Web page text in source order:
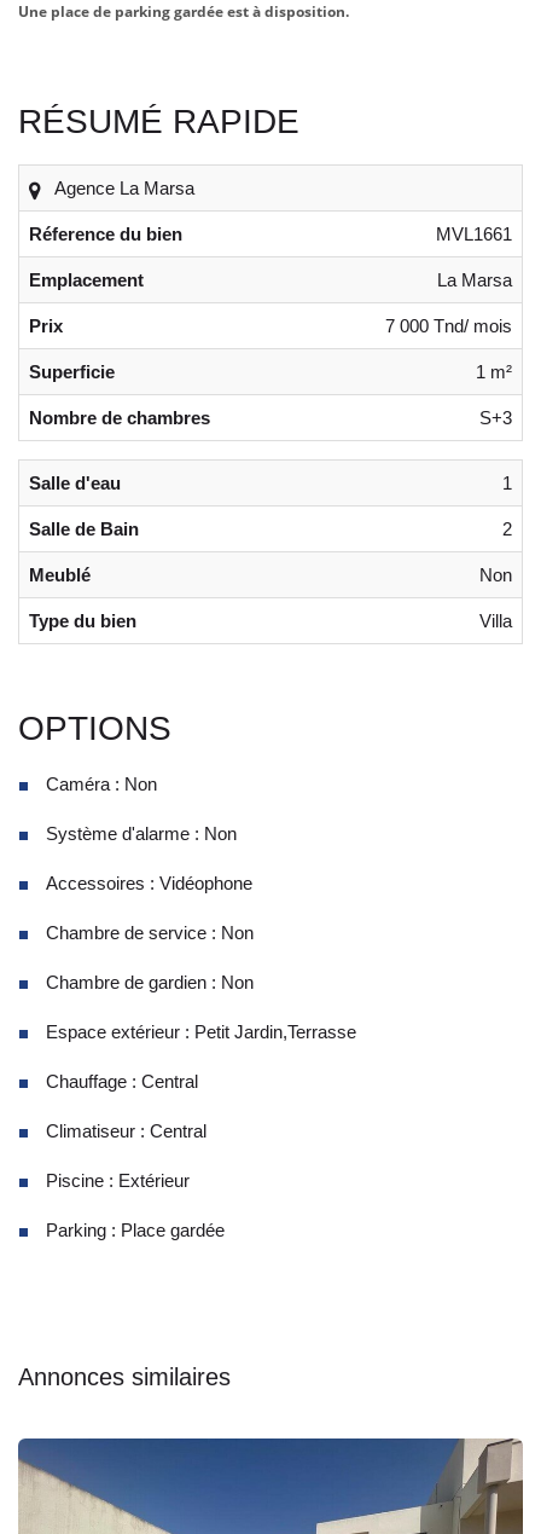
Une place de parking gardée est à disposition.
RÉSUMÉ RAPIDE
Agence La Marsa
Réference du bien MVL1661
Emplacement La Marsa
Prix 7 000 Tnd/ mois
Superficie 1 m²
Nombre de chambres S+3
Salle d'eau 1
Salle de Bain 2
Meublé Non
Type du bien Villa
OPTIONS
Caméra : Non
Système d'alarme : Non
Accessoires : Vidéophone
Chambre de service : Non
Chambre de gardien : Non
Espace extérieur : Petit Jardin,Terrasse
Chauffage : Central
Climatiseur : Central
Piscine : Extérieur
Parking : Place gardée
Annonces similaires